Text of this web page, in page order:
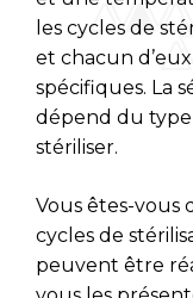
les cycles de
et chacun
spécifiques. La
dépend du type
stériliser.
Vous êtes-vous
cycles de
peuvent être